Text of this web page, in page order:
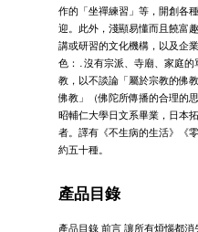
作的「坐禪練習」等，開創各
迎。此外，淺顯易懂而且饒富
講或研習的文化機構，以及企
色：․沒有宗派、寺廟、家庭
教，以不談論「屬於宗教的佛
佛教」（佛陀所傳播的合理的
昭輔仁大學日文系畢業，日本
者。譯有《不生病的生活》《
約五十種。
產品目錄
產品目錄 前言 讓所有煩惱都